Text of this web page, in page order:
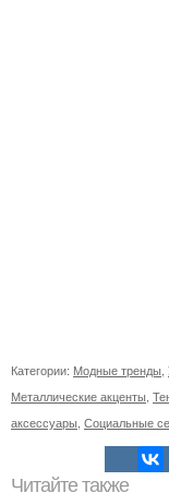
Категории: Модные тренды
Металлические акценты
аксессуары Социальные
Читайте также